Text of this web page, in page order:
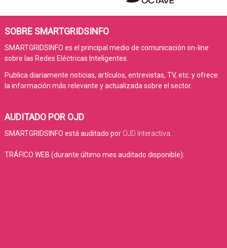
SOBRE SMARTGRIDSINFO
SMARTGRIDSINFO es el principal medio de comunicación on-line
sobre las Redes Eléctricas Inteligentes.
Publica diariamente noticias, artículos, entrevistas, TV, etc. y ofrece
la información más relevante y actualizada sobre el sector.
AUDITADO POR OJD
SMARTGRIDSINFO está auditado por OJD Interactiva
TRÁFICO WEB (durante último mes auditado disponible):